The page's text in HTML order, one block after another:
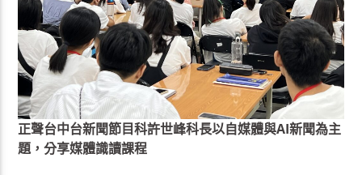
正聲台中台新聞節目科許世峰科長以自媒體與AI新聞為主
題，分享媒體識讀課程